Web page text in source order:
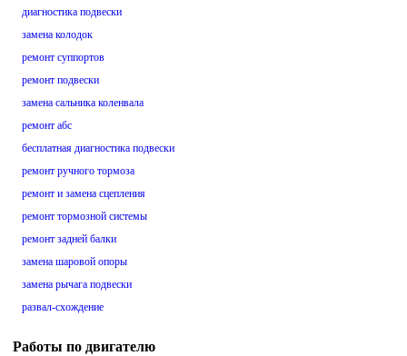
диагностика подвески
замена колодок
ремонт суппортов
ремонт подвески
замена сальника коленвала
ремонт абс
бесплатная диагностика подвески
ремонт ручного тормоза
ремонт и замена сцепления
ремонт тормозной системы
ремонт задней балки
замена шаровой опоры
замена рычага подвески
развал-схождение
Работы по двигателю